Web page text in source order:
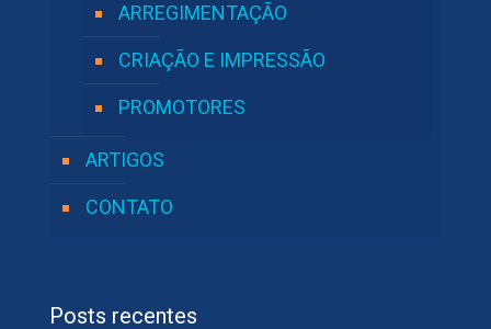
ARREGIMENTAÇÃO
CRIAÇÃO E IMPRESSÃO
PROMOTORES
ARTIGOS
CONTATO
Posts recentes